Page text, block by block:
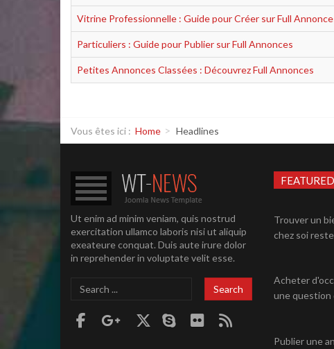
Vitrine Professionnelle : Guide pour Créer sur Full
Particuliers : Guide pour Publier sur Full Annonces
Petites Annonces Classées : Découvrez Full Annonces
Vous êtes ici : Home Headlines
Ut enim ad minim veniam, quis nostrud
exercitation ullamco laboris nisi ut aliquip
exeateure conquat. Duis aute irure dolor
in reprehender in voluptate velit esse.
Search
Search
FEATURED
Trouver un
chez soi
Acheter
une question
Publier une